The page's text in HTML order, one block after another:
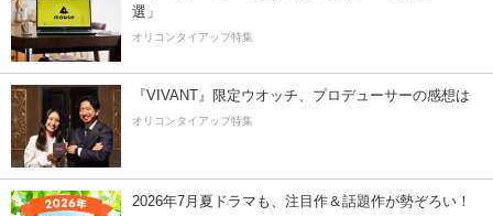
選」
オリコンタイアップ特集
『VIVANT』限定ウオッチ、プロデューサーの感想は
オリコンタイアップ特集
2026年7月夏ドラマも、注目作＆話題作が勢ぞろい！